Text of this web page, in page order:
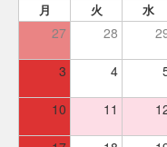
月 火 水
27 28
3 4
10 11